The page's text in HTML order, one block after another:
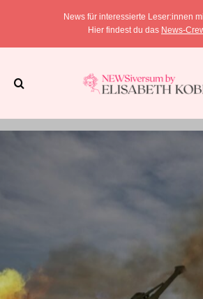
News für interessierte Leser:innen
Hier findest du das News-